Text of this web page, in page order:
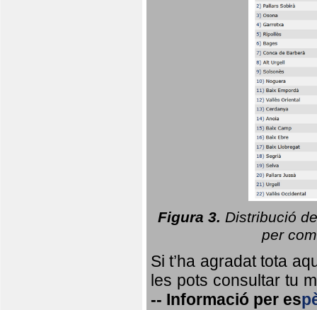
Figura 3. Distribució
per
Si t’ha agradat tota
les pots consultar tu
-- Informació per es